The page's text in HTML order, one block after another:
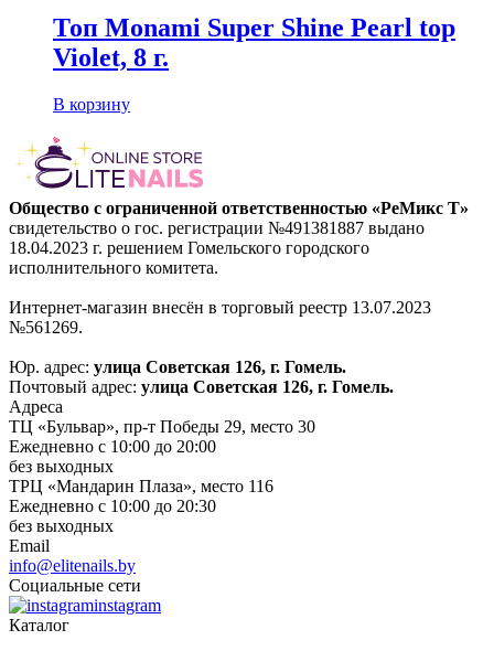
Топ Monami Super Shine Pearl top
Violet, 8 г.
В корзину
Общество с ограниченной ответственностью «РеМикс Т»
свидетельство о гос. регистрации №491381887 выдано
18.04.2023 г. решением Гомельского городского
исполнительного комитета.
Интернет-магазин внесён в торговый реестр 13.07.2023
№561269.
Юр. адрес: улица Советская 126, г. Гомель.
Почтовый адрес: улица Советская 126, г. Гомель.
Адреса
ТЦ «Бульвар», пр-т Победы 29, место 30
Ежедневно с 10:00 до 20:00
без выходных
ТРЦ «Мандарин Плаза», место 116
Ежедневно с 10:00 до 20:30
без выходных
Email
info@elitenails.by
Социальные сети
instagram
Каталог